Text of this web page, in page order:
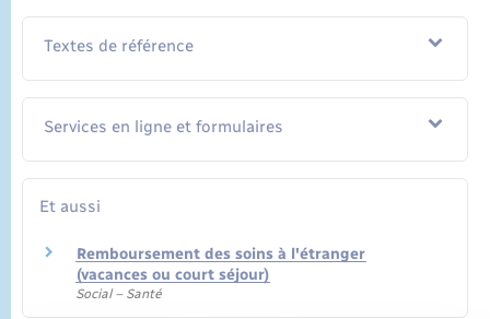
Textes de référence
Services en ligne et formulaires
Et aussi
Remboursement des soins à l'étranger
(vacances ou court séjour)
Social – Santé